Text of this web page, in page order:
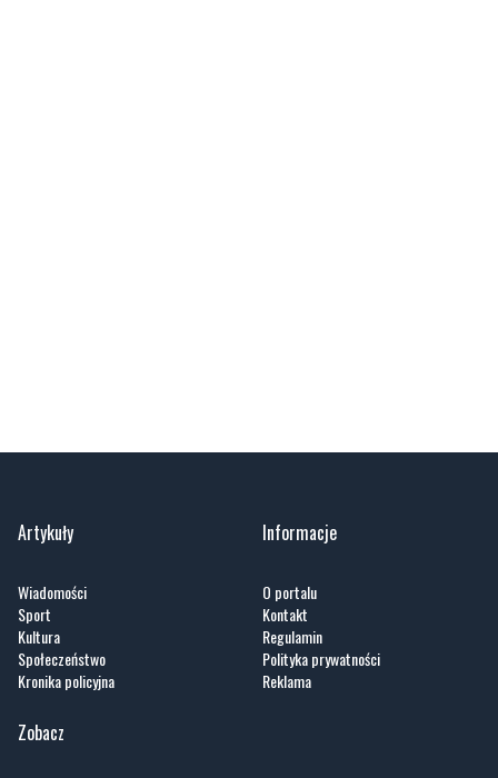
Artykuły
Wiadomości
Sport
Kultura
Społeczeństwo
Kronika policyjna
Informacje
O portalu
Kontakt
Regulamin
Polityka prywatności
Reklama
Zobacz